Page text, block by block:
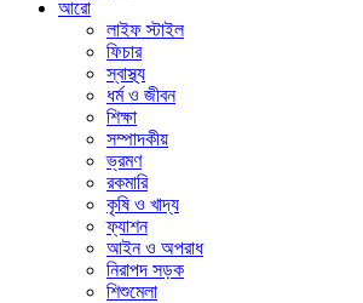
আরো
লাইফ স্টাইল
ফিচার
স্বাস্থ্য
ধর্ম ও জীবন
শিক্ষা
সম্পাদকীয়
ভ্রমণ
রকমারি
কৃষি ও খাদ্য
ফ্যাশন
আইন ও অপরাধ
নিরাপদ সড়ক
শিশুমেলা